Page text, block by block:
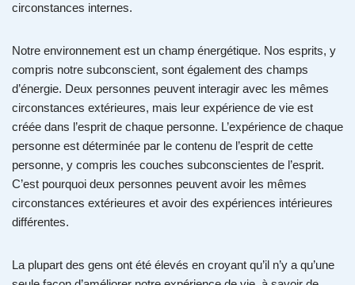
circonstances internes.
Notre environnement est un champ énergétique. Nos esprits, y
compris notre subconscient, sont également des champs
d’énergie. Deux personnes peuvent interagir avec les mêmes
circonstances extérieures, mais leur expérience de vie est
créée dans l’esprit de chaque personne. L’expérience de chaque
personne est déterminée par le contenu de l’esprit de cette
personne, y compris les couches subconscientes de l’esprit.
C’est pourquoi deux personnes peuvent avoir les mêmes
circonstances extérieures et avoir des expériences intérieures
différentes.
La plupart des gens ont été élevés en croyant qu’il n’y a qu’une